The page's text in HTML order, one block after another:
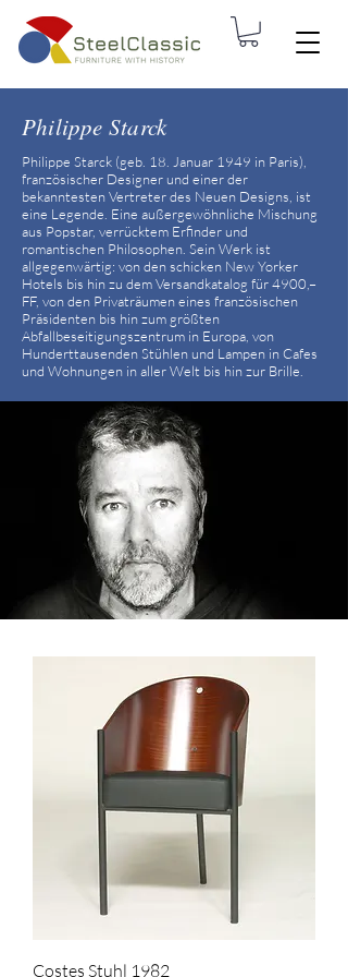
Philippe Starck
Philippe Starck (geb. 18. Januar 1949 in Paris),
französischer Designer und einer der
bekanntesten Vertreter des Neuen Designs, ist
eine Legende. Eine außergewöhnliche Mischung
aus Popstar, verrücktem Erfinder und
romantischen Philosophen. Sein Werk ist
allgegenwärtig: von den schicken New Yorker
Hotels bis hin zu dem Versandkatalog für 4900,–
FF, von den Privaträumen eines französischen
Präsidenten bis hin zum größten
Abfallbeseitigungszentrum in Europa, von
Hunderttausenden Stühlen und Lampen in Cafes
und Wohnungen in aller Welt bis hin zur Brille.
Costes Stuhl 1982